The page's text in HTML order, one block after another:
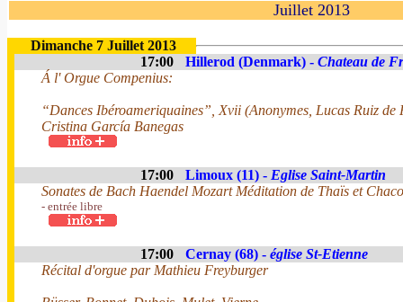
Juillet 2013
Dimanche 7 Juillet 2013
17:00
Hillerod (Denmark) - Chateau de
Á l' Orgue Compenius:
“Dances Ibéroameriquaines”, Xvii (Anonymes, Lucas Ruiz de
Cristina García Banegas
17:00 Limoux (11) - Eglise Saint-Martin
Sonates de Bach Haendel Mozart Méditation de Thaïs et
- entrée libre
17:00 Cernay (68) - église St-Etienne
Récital d'orgue par Mathieu Freyburger